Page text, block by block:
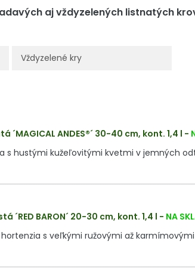
aj vždyzelených listnatých
Vždyzelené kry
´MAGICAL ANDES®´ 30-40 cm, kont. 1,4 l -
s hustými kužeľovitými kvetmi v jemných
´RED BARON´ 20-30 cm, kont. 1,4 l - NA
s veľkými ružovými až